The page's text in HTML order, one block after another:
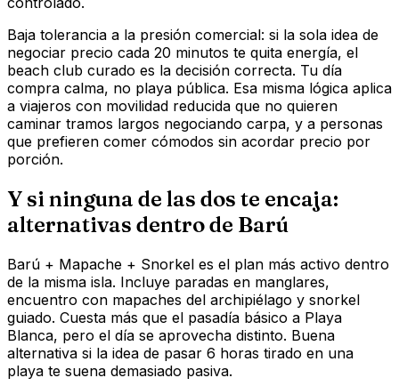
Baja tolerancia a la presión comercial: si la sola idea de
negociar precio cada 20 minutos te quita energía, el
beach club curado es la decisión correcta. Tu día
compra calma, no playa pública. Esa misma lógica aplica
a viajeros con movilidad reducida que no quieren
caminar tramos largos negociando carpa, y a personas
que prefieren comer cómodos sin acordar precio por
porción.
Y si ninguna de las dos te encaja:
alternativas dentro de Barú
Barú + Mapache + Snorkel es el plan más activo dentro
de la misma isla. Incluye paradas en manglares,
encuentro con mapaches del archipiélago y snorkel
guiado. Cuesta más que el pasadía básico a Playa
Blanca, pero el día se aprovecha distinto. Buena
alternativa si la idea de pasar 6 horas tirado en una
playa te suena demasiado pasiva.